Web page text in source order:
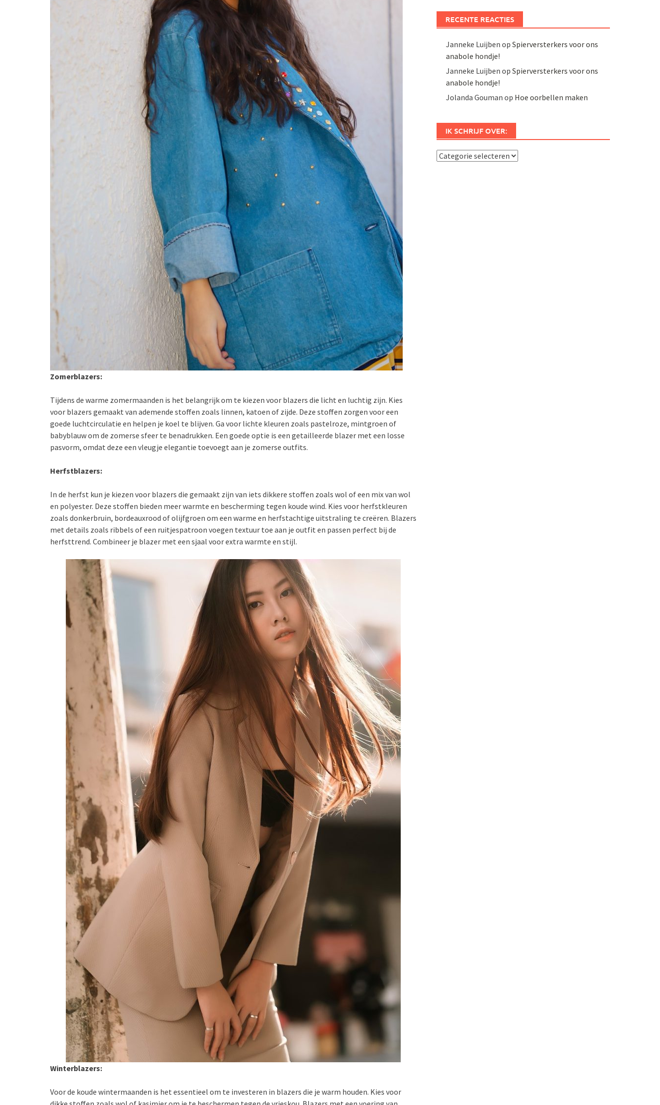
Zomerblazers:
Tijdens de warme zomermaanden is het belangrijk om te kiezen voor blazers die licht en luchtig zijn. Kies
voor blazers gemaakt van ademende stoffen zoals linnen, katoen of zijde. Deze stoffen zorgen voor een
goede luchtcirculatie en helpen je koel te blijven. Ga voor lichte kleuren zoals pastelroze, mintgroen of
babyblauw om de zomerse sfeer te benadrukken. Een goede optie is een getailleerde blazer met een losse
pasvorm, omdat deze een vleugje elegantie toevoegt aan je zomerse outfits.
Herfstblazers:
In de herfst kun je kiezen voor blazers die gemaakt zijn van iets dikkere stoffen zoals wol of een mix van wol
en polyester. Deze stoffen bieden meer warmte en bescherming tegen koude wind. Kies voor herfstkleuren
zoals donkerbruin, bordeauxrood of olijfgroen om een warme en herfstachtige uitstraling te creëren. Blazers
met details zoals ribbels of een ruitjespatroon voegen textuur toe aan je outfit en passen perfect bij de
herfsttrend. Combineer je blazer met een sjaal voor extra warmte en stijl.
Winterblazers:
Voor de koude wintermaanden is het essentieel om te investeren in blazers die je warm houden. Kies voor
RECENTE REACTIES
Janneke Luijben op Spierversterkers voor ons
anabole hondje!
Janneke Luijben op Spierversterkers voor ons
anabole hondje!
Jolanda Gouman op Hoe oorbellen maken
IK SCHRIJF OVER:
Ik